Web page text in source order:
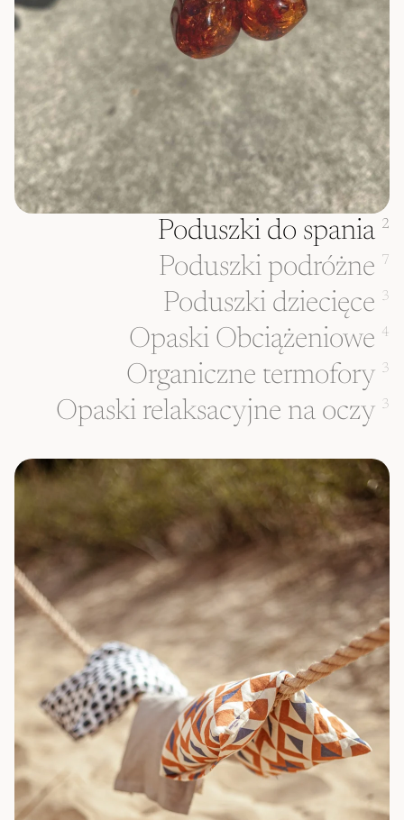
Poduszki do spania 2
Poduszki podróżne 7
Poduszki dziecięce 3
Opaski Obciążeniowe 4
Organiczne termofory 3
Opaski relaksacyjne na oczy 3